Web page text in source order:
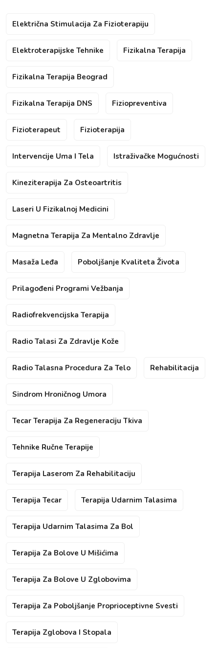
Električna Stimulacija Za Fizioterapiju
Elektroterapijske Tehnike Fizikalna Terapija
Fizikalna Terapija Beograd
Fizikalna Terapija DNS Fiziopreventiva
Fizioterapeut Fizioterapija
Intervencije Uma I Tela Istraživačke Mogućnosti
Kineziterapija Za Osteoartritis
Laseri U Fizikalnoj Medicini
Magnetna Terapija Za Mentalno Zdravlje
Masaža Leđa Poboljšanje Kvaliteta Života
Prilagođeni Programi Vežbanja
Radiofrekvencijska Terapija
Radio Talasi Za Zdravlje Kože
Radio Talasna Procedura Za Telo Rehabilitacija
Sindrom Hroničnog Umora
Tecar Terapija Za Regeneraciju Tkiva
Tehnike Ručne Terapije
Terapija Laserom Za Rehabilitaciju
Terapija Tecar Terapija Udarnim Talasima
Terapija Udarnim Talasima Za Bol
Terapija Za Bolove U Mišićima
Terapija Za Bolove U Zglobovima
Terapija Za Poboljšanje Proprioceptivne Svesti
Terapija Zglobova I Stopala